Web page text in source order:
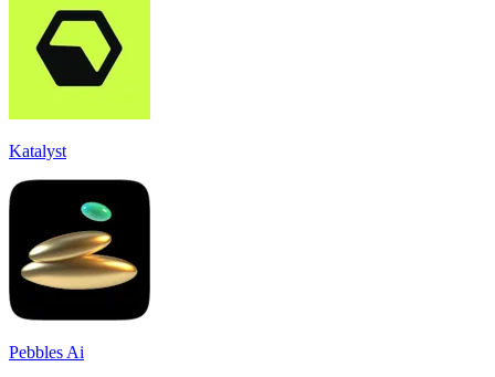
Katalyst
Pebbles Ai